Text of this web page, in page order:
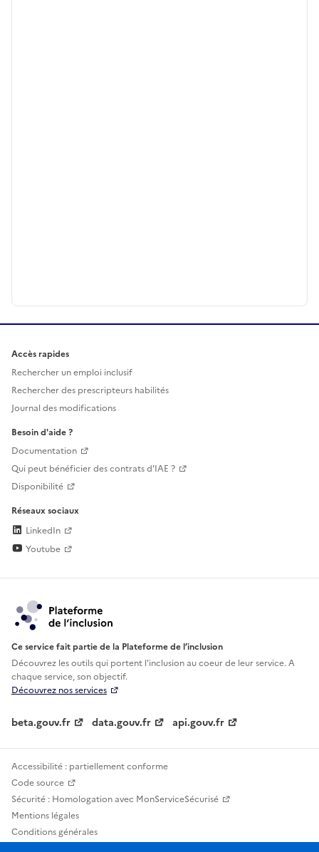
Accès rapides
Rechercher un emploi inclusif
Rechercher des prescripteurs habilités
Journal des modifications
Besoin d'aide ?
Documentation
Qui peut bénéficier des contrats d'IAE ?
Disponibilité
Réseaux sociaux
LinkedIn
Youtube
Ce service fait partie de la Plateforme de l’inclusion
Découvrez les outils qui portent l'inclusion aucoeur de leur service. A
chaque service, son objectif.
Découvrez nos services
beta.gouv.fr data.gouv.fr api.gouv.fr
Accessibilité : partiellement conforme
Code source
Sécurité : Homologation avec MonServiceSécurisé
Mentions légales
Conditions générales